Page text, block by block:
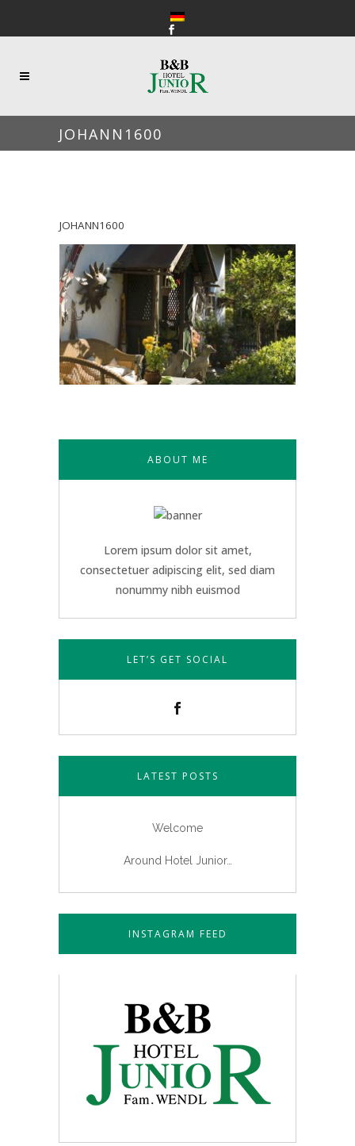
JOHANN1600
JOHANN1600
ABOUT ME
Lorem ipsum dolor sit amet,
consectetuer adipiscing elit, sed diam
nonummy nibh euismod
LET’S GET SOCIAL
LATEST POSTS
Welcome
Around Hotel Junior…
INSTAGRAM FEED